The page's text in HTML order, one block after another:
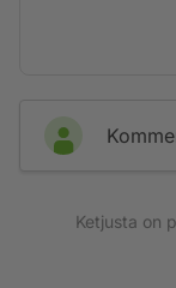
Ketjusta on